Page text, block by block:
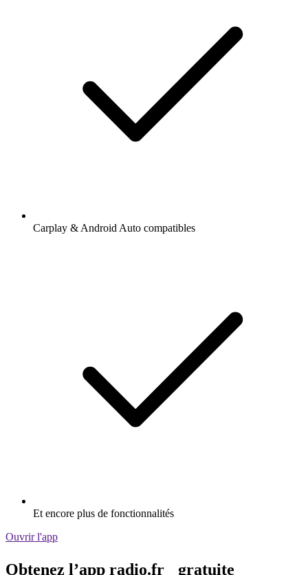
Carplay & Android Auto compatibles
Et encore plus de fonctionnalités
Ouvrir l'app
Obtenez l’app radio.fr gratuite